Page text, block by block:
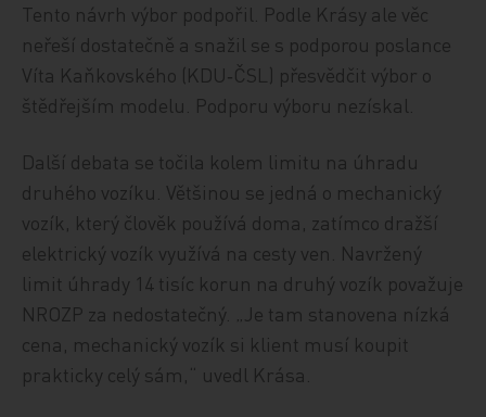
Tento návrh výbor podpořil. Podle Krásy ale věc
neřeší dostatečně a snažil se s podporou poslance
Víta Kaňkovského (KDU‑ČSL) přesvědčit výbor o
štědřejším modelu. Podporu výboru nezískal.
Další debata se točila kolem limitu na úhradu
druhého vozíku. Většinou se jedná o mechanický
vozík, který člověk používá doma, zatímco dražší
elektrický vozík využívá na cesty ven. Navržený
limit úhrady 14 tisíc korun na druhý vozík považuje
NROZP za nedostatečný. „Je tam stanovena nízká
cena, mechanický vozík si klient musí koupit
prakticky celý sám,“ uvedl Krása.